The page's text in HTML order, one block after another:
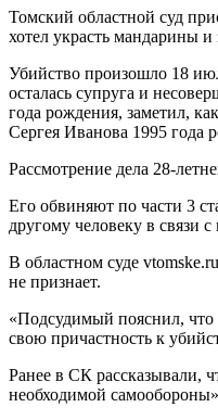
Томский областной суд
хотел украсть мандарины
Убийство произошло 18
осталась супруга и
года рождения, заметил,
Сергея Иванова 1995 года
Рассмотрение дела 28-
Его обвиняют по части 3
другому человеку в связи
В областном суде
не признает.
«Подсудимый пояснил, что
свою причастность к
Ранее в СК рассказывали,
необходимой